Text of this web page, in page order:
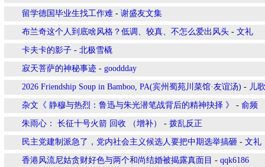
留学德国毕业生找工作难 - 谢盛友文集
布兰奇这个人到底啥风格？低调、较真、不怎么爱出风头 - 文礼
卡夫卡的影子 - 北极雪橇
寂天菩萨的神秘事迹 - gooddday
2026 Friendship Soup in Bamboo, PA(宾州蜀苑川菜馆·友谊汤) - 儿
杂文《 静穆与热烈：鲁迅与朱光潜笔战背后的精神抉择 》 - 俞频
朱雨心： 长征十号火箭 回收 （增补） - 拨乱反正
民主党建制派急了，党内社会主义候选人要把中期选举搞砸 - 文礼
香港风流尼姑贪财好色与两个和尚结婚被揭露真面目 - qqk6186